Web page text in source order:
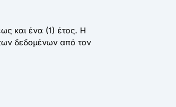
και ένα (1) έτος. Η
δεδομένων από τον